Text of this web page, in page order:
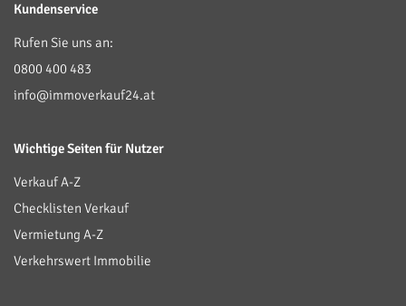
Kundenservice
Rufen Sie uns an:
0800 400 483
info@immoverkauf24.at
Wichtige Seiten für Nutzer
Verkauf A-Z
Checklisten Verkauf
Vermietung A-Z
Verkehrswert Immobilie